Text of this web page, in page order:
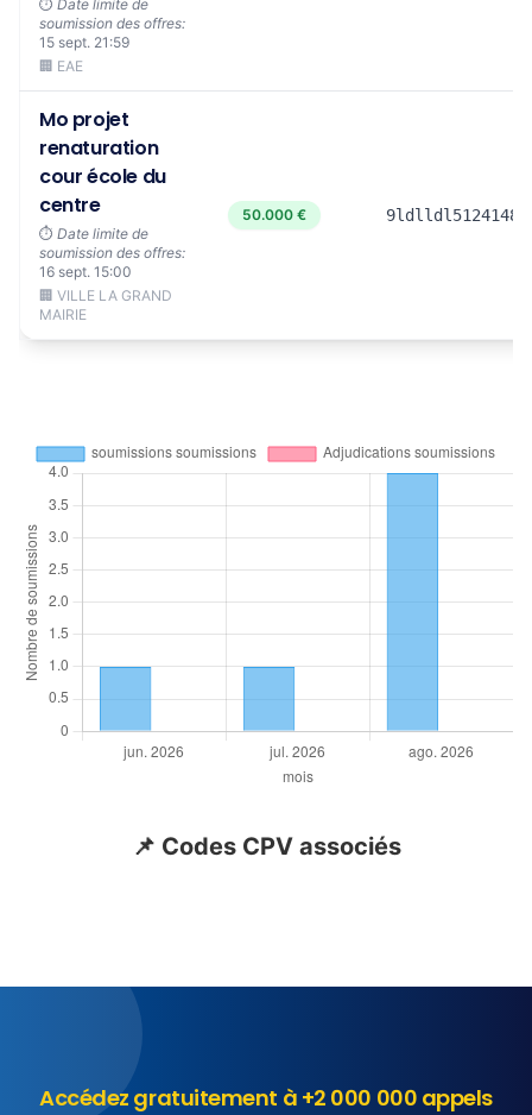
⏱️ Date limite de
soumission des offres:
15 sept. 21:59
🏢 EAE
Mo projet
renaturation
cour école du
centre
⏱️ Date limite de
soumission des offres:
16 sept. 15:00
🏢 VILLE LA GRAND
MAIRIE
50.000 €
📌 Codes CPV associés
Accédez gratuitement à +2 000 000 appels